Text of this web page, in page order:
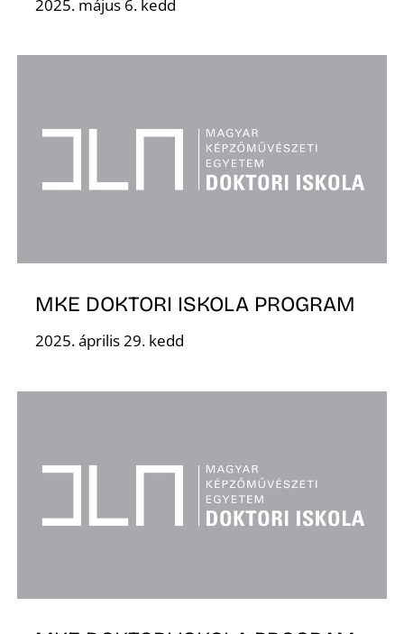
2025. május 6. kedd
MKE DOKTORI ISKOLA PROGRAM
2025. április 29. kedd